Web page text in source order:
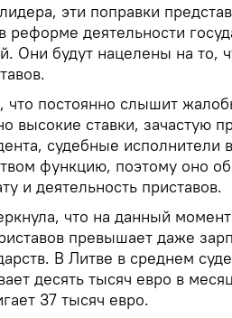
эти поправки
деятельности
Они будут нацелены на то,
что постоянно слышит
высокие ставки, зачастую
судебные исполнители
функцию, поэтому оно
и деятельность приставов.
что на данный
превышает даже
В Литве в среднем
десять тысяч евро в
37 тысяч евро.